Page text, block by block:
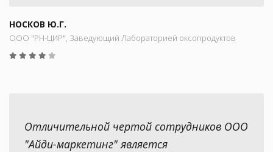
НОСКОВ Ю.Г.
ООО "РН-ЦИР", Заведующий Лабораторией оксопродуктов
Отличительной чертой сотрудников ООО
"Айди-маркетинг" является